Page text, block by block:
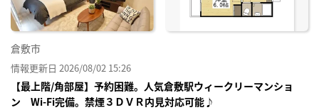
倉敷市
情報更新日 2026/08/02 15:26
【最上階/角部屋】予約困難。人気倉敷駅ウィークリーマンショ
ン Wi-Fi完備。禁煙３ＤＶＲ内見対応可能♪